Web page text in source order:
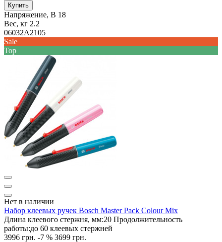
Купить
Напряжение, В 18
Вес, кг 2.2
06032A2105
Sale
Top
Нет в наличии
Набор клеевых ручек Bosch Master Pack Colour Mix
Длина клеевого стержня, мм:20 Продолжительность
работы:до 60 клеевых стержней
3996 грн. -7 % 3699 грн.